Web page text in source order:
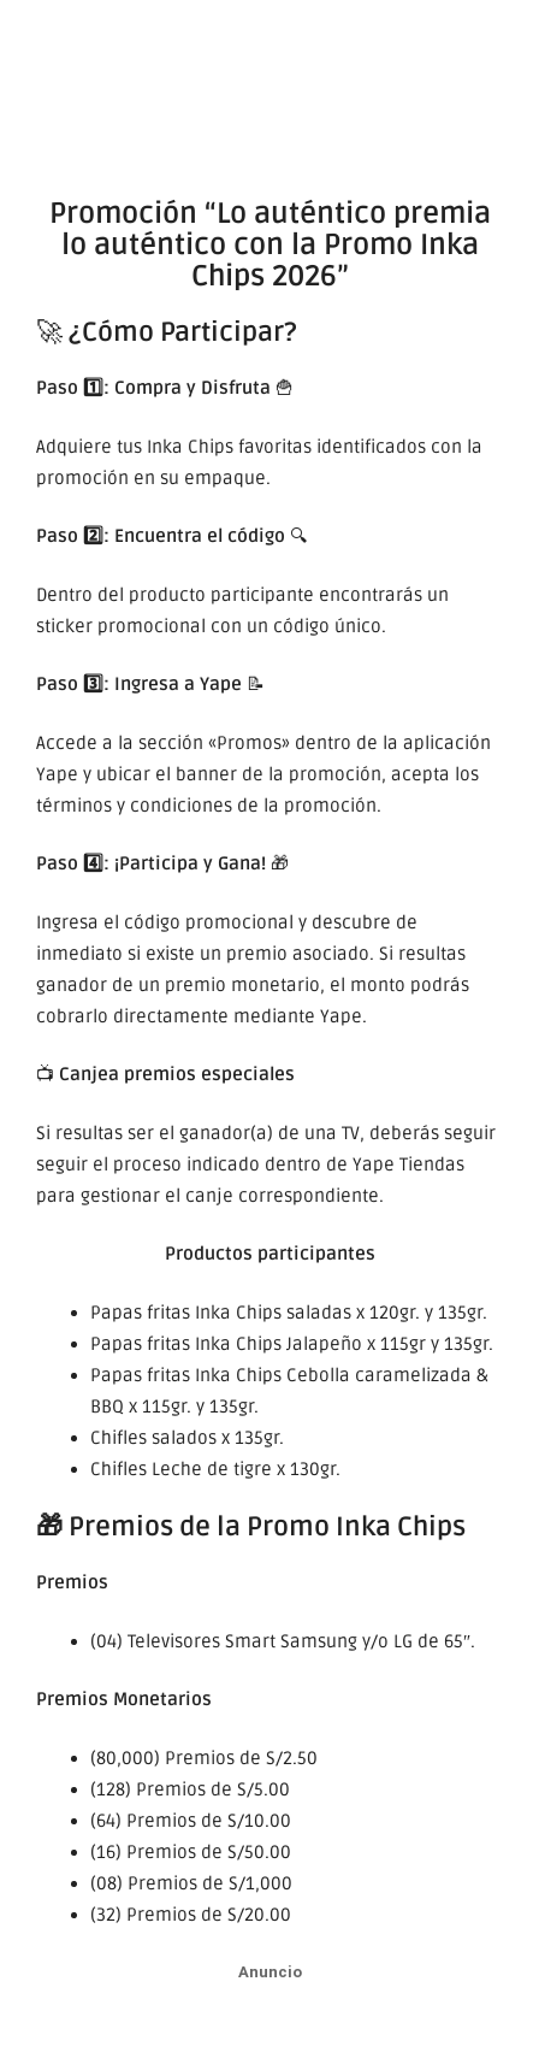
Promoción “Lo auténtico premia
lo auténtico con la Promo Inka
Chips 2026”
🚀¿Cómo Participar?
Paso 1️⃣: Compra y Disfruta 🍟
Adquiere tus Inka Chips favoritas identificados con la
promoción en su empaque.
Paso 2️⃣: Encuentra el código 🔍
Dentro del producto participante encontrarás un
sticker promocional con un código único.
Paso 3️⃣: Ingresa a Yape 📝
Accede a la sección «Promos» dentro de la aplicación
Yape y ubicar el banner de la promoción, acepta los
términos y condiciones de la promoción.
Paso 4️⃣: ¡Participa y Gana! 🎁
Ingresa el código promocional y descubre de
inmediato si existe un premio asociado. Si resultas
ganador de un premio monetario, el monto podrás
cobrarlo directamente mediante Yape.
📺 Canjea premios especiales
Si resultas ser el ganador(a) de una TV, deberás seguir
seguir el proceso indicado dentro de Yape Tiendas
para gestionar el canje correspondiente.
Productos participantes
Papas fritas Inka Chips saladas x 120gr. y 135gr.
Papas fritas Inka Chips Jalapeño x 115gr y 135gr.
Papas fritas Inka Chips Cebolla caramelizada &
BBQ x 115gr. y 135gr.
Chifles salados x 135gr.
Chifles Leche de tigre x 130gr.
🎁 Premios de la Promo Inka Chips
Premios
(04) Televisores Smart Samsung y/o LG de 65″.
Premios Monetarios
(80,000) Premios de S/2.50
(128) Premios de S/5.00
(64) Premios de S/10.00
(16) Premios de S/50.00
(08) Premios de S/1,000
(32) Premios de S/20.00
Anuncio